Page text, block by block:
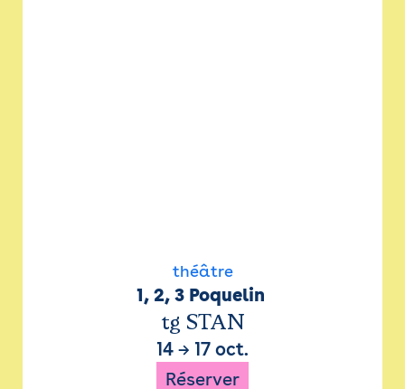
théâtre
1, 2, 3 Poquelin
tg STAN
14 → 17 oct.
Réserver